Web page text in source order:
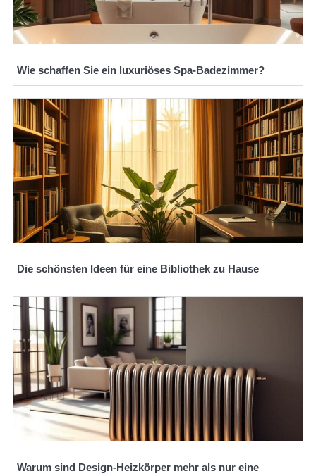
Wie schaffen Sie ein luxuriöses Spa-Badezimmer?
Die schönsten Ideen für eine Bibliothek zu Hause
Warum sind Design-Heizkörper mehr als nur eine